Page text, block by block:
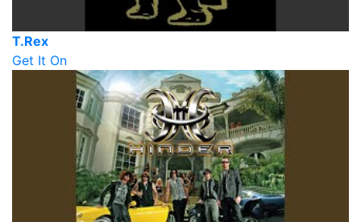
T.Rex
Get It On